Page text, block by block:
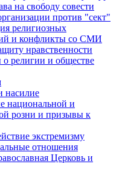
на свободу совести
против "сект"
религиозных
и конфликты со СМИ
нравственности
о религии и обществе
насилие
национальной и
розни и призывы к
экстремизму
отношения
Церковь и